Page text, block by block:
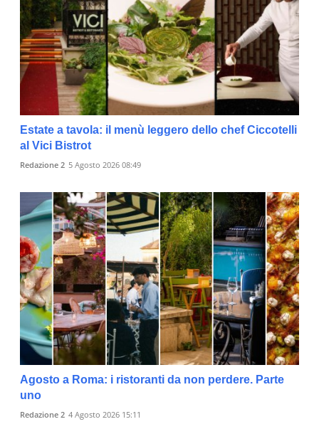
Estate a tavola: il menù leggero dello chef Ciccotelli
al Vici Bistrot
Redazione 2 5 Agosto 2026 08:49
Agosto a Roma: i ristoranti da non perdere. Parte
uno
Redazione 2 4 Agosto 2026 15:11